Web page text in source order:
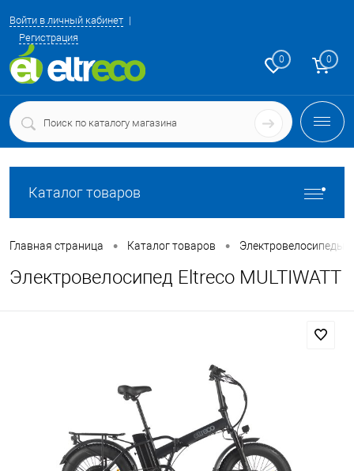
Войти в личный кабинет
Регистрация
0 0
Каталог товаров
Главная страница • Каталог товаров • Электровелосипеды
Электровелосипед Eltreco MULTIWATT